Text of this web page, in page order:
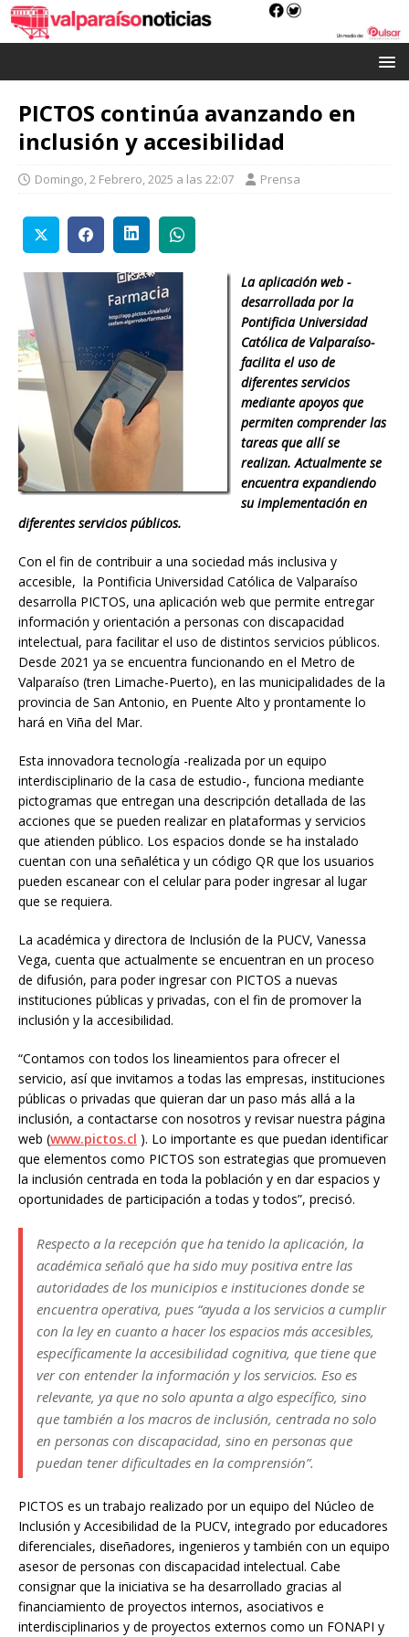
PICTOS continúa avanzando en
inclusión y accesibilidad
Domingo, 2 Febrero, 2025 a las 22:07 Prensa
La aplicación web -
desarrollada por la
Pontificia Universidad
Católica de Valparaíso-
facilita el uso de
diferentes servicios
mediante apoyos que
permiten comprender las
tareas que allí se
realizan. Actualmente se
encuentra expandiendo
su implementación en
diferentes servicios públicos.
Con el fin de contribuir a una sociedad más inclusiva y
accesible, la Pontificia Universidad Católica de Valparaíso
desarrolla PICTOS, una aplicación web que permite entregar
información y orientación a personas con discapacidad
intelectual, para facilitar el uso de distintos servicios públicos.
Desde 2021 ya se encuentra funcionando en el Metro de
Valparaíso (tren Limache-Puerto), en las municipalidades de la
provincia de San Antonio, en Puente Alto y prontamente lo
hará en Viña del Mar.
Esta innovadora tecnología -realizada por un equipo
interdisciplinario de la casa de estudio-, funciona mediante
pictogramas que entregan una descripción detallada de las
acciones que se pueden realizar en plataformas y servicios
que atienden público. Los espacios donde se ha instalado
cuentan con una señalética y un código QR que los usuarios
pueden escanear con el celular para poder ingresar al lugar
que se requiera.
La académica y directora de Inclusión de la PUCV, Vanessa
Vega, cuenta que actualmente se encuentran en un proceso
de difusión, para poder ingresar con PICTOS a nuevas
instituciones públicas y privadas, con el fin de promover la
inclusión y la accesibilidad.
“Contamos con todos los lineamientos para ofrecer el
servicio, así que invitamos a todas las empresas, instituciones
públicas o privadas que quieran dar un paso más allá a la
inclusión, a contactarse con nosotros y revisar nuestra página
web (www.pictos.cl ). Lo importante es que puedan identificar
que elementos como PICTOS son estrategias que promueven
la inclusión centrada en toda la población y en dar espacios y
oportunidades de participación a todas y todos”, precisó.
Respecto a la recepción que ha tenido la aplicación, la
académica señaló que ha sido muy positiva entre las
autoridades de los municipios e instituciones donde se
encuentra operativa, pues “ayuda a los servicios a cumplir
con la ley en cuanto a hacer los espacios más accesibles,
específicamente la accesibilidad cognitiva, que tiene que
ver con entender la información y los servicios. Eso es
relevante, ya que no solo apunta a algo específico, sino
que también a los macros de inclusión, centrada no solo
en personas con discapacidad, sino en personas que
puedan tener dificultades en la comprensión”.
PICTOS es un trabajo realizado por un equipo del Núcleo de
Inclusión y Accesibilidad de la PUCV, integrado por educadores
diferenciales, diseñadores, ingenieros y también con un equipo
asesor de personas con discapacidad intelectual. Cabe
consignar que la iniciativa se ha desarrollado gracias al
financiamiento de proyectos internos, asociativos e
interdisciplinarios y de proyectos externos como un FONAPI y